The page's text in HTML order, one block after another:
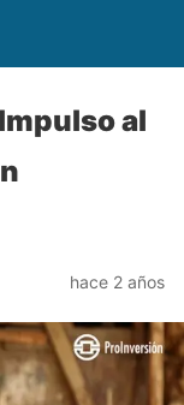
al
hace 2 años